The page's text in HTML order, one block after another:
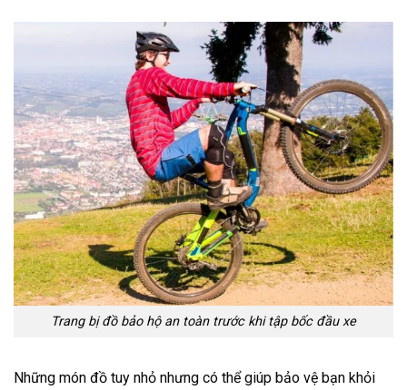
Trang bị đồ bảo hộ an toàn trước khi tập bốc đầu xe
Những món đồ tuy nhỏ nhưng có thể giúp bảo vệ bạn khỏi